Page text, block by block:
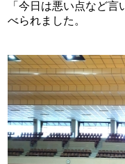
「今日は悪い点など
べられました。